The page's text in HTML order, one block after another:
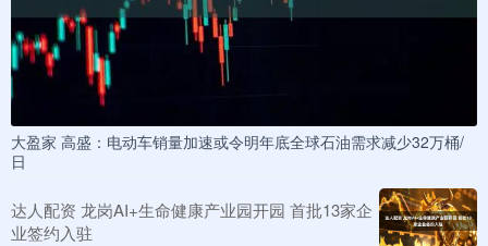
大盈家 高盛：电动车销量加速或令明年底全球石油需求减少32万桶/
日
达人配资 龙岗AI+生命健康产业园开园 首批13家企
业签约入驻